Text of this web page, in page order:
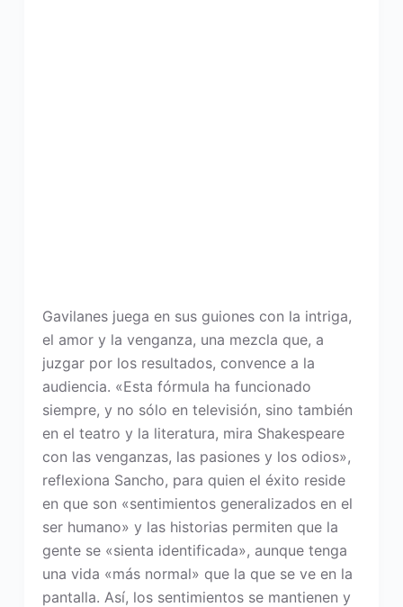
Gavilanes juega en sus guiones con la intriga,
el amor y la venganza, una mezcla que, a
juzgar por los resultados, convence a la
audiencia. «Esta fórmula ha funcionado
siempre, y no sólo en televisión, sino también
en el teatro y la literatura, mira Shakespeare
con las venganzas, las pasiones y los odios»,
reflexiona Sancho, para quien el éxito reside
en que son «sentimientos generalizados en el
ser humano» y las historias permiten que la
gente se «sienta identificada», aunque tenga
una vida «más normal» que la que se ve en la
pantalla. Así, los sentimientos se mantienen y